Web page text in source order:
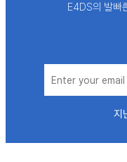
E4DS의 발빠
지